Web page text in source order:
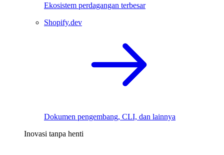
Ekosistem perdagangan terbesar
Shopify.dev
Dokumen pengembang, CLI, dan lainnya
Inovasi tanpa henti